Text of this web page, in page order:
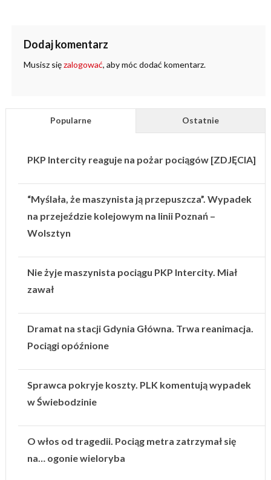
Dodaj komentarz
Musisz sięzalogować, aby móc dodać komentarz.
Popularne Ostatnie
PKP Intercity reaguje na pożar pociągów [ZDJĘCIA]
“Myślała, że maszynista ją przepuszcza”. Wypadek
na przejeździe kolejowym na linii Poznań –
Wolsztyn
Nie żyje maszynista pociągu PKP Intercity. Miał
zawał
Dramat na stacji Gdynia Główna. Trwa reanimacja.
Pociągi opóźnione
Sprawca pokryje koszty. PLK komentują wypadek
w Świebodzinie
O włos od tragedii. Pociąg metra zatrzymał się
na… ogonie wieloryba